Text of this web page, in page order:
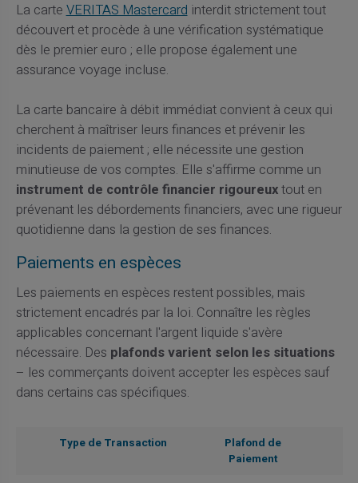
La carteVERITAS Mastercardinterdit strictement tout
découvert et procède à une vérification systématique
dès le premier euro ; elle propose également une
assurance voyage incluse.
La carte bancaire à débit immédiat convient à ceux qui
cherchent à maîtriser leurs finances et prévenir les
incidents de paiement ; elle nécessite une gestion
minutieuse de vos comptes. Elle s'affirme comme un
instrument de contrôle financier rigoureuxtout en
prévenant les débordements financiers, avec une rigueur
quotidienne dans la gestion de ses finances.
Paiements en espèces
Les paiements en espèces restent possibles, mais
strictement encadrés par la loi. Connaître les règles
applicables concernant l'argent liquide s'avère
nécessaire. Des plafonds varient selon les situations
– les commerçants doivent accepter les espèces sauf
dans certains cas spécifiques.
Type de Transaction
Plafond de
Paiement